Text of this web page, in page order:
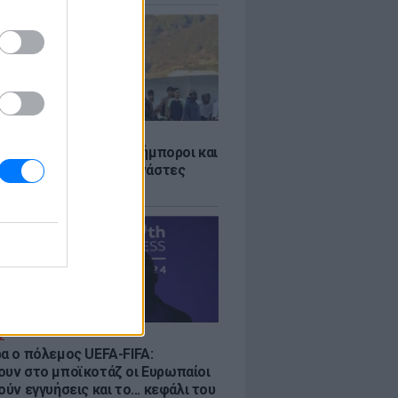
«Οι κάτοικοι είναι ανήμποροι και
αγωνία» - 5.000 μετανάστες
στην περιοχή
ο πόλεμος UEFA-FIFA:
στο μποϊκοτάζ οι Ευρωπαίοι
εγγυήσεις και το... κεφάλι του